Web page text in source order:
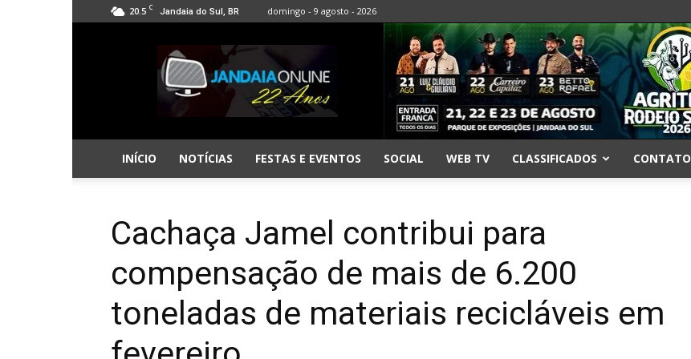
20.5 C Jandaia do Sul, BR domingo - 9 agosto - 2026
Jandaia
Online
INÍCIO NOTÍCIAS FESTAS E EVENTOS SOCIAL WEB TV CLASSIFICADOS CONTATO
Cachaça Jamel contribui para
compensação de mais de 6.200
toneladas de materiais recicláveis em